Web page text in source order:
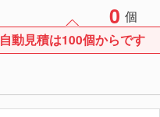
0 個
自動見積は100個からです